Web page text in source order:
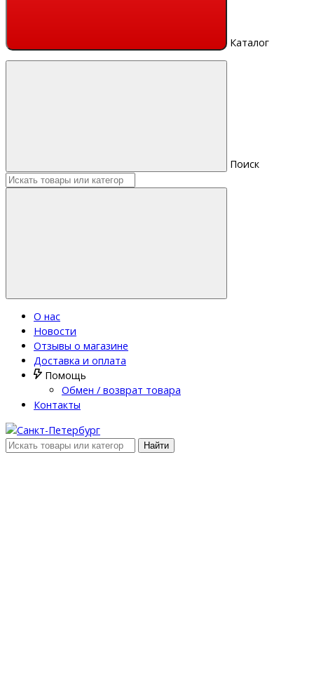
Каталог
Поиск
О нас
Новости
Отзывы о магазине
Доставка и оплата
Помощь
Обмен / возврат товара
Контакты
Найти